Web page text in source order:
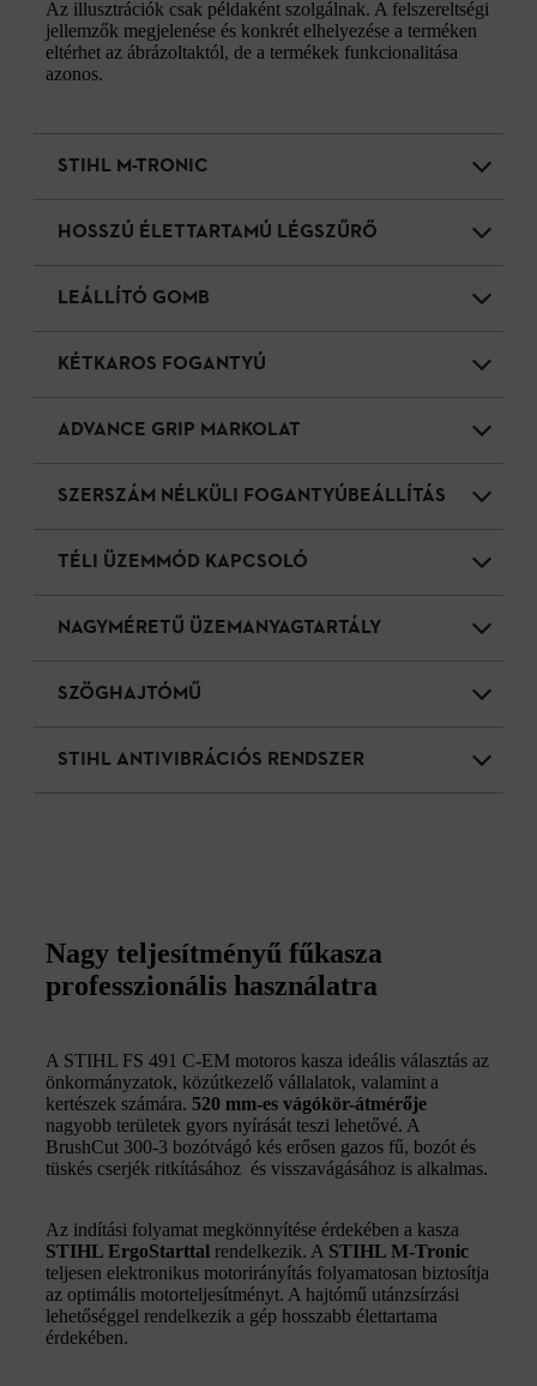
Az illusztrációk csak példaként szolgálnak. A felszereltségi
jellemzők megjelenése és konkrét elhelyezése a terméken
eltérhet az ábrázoltaktól, de a termékek funkcionalitása
azonos.
STIHL M-TRONIC
HOSSZÚ ÉLETTARTAMÚ LÉGSZŰRŐ
LEÁLLÍTÓ GOMB
KÉTKAROS FOGANTYÚ
ADVANCE GRIP MARKOLAT
SZERSZÁM NÉLKÜLI FOGANTYÚBEÁLLÍTÁS
TÉLI ÜZEMMÓD KAPCSOLÓ
NAGYMÉRETŰ ÜZEMANYAGTARTÁLY
SZÖGHAJTÓMŰ
STIHL ANTIVIBRÁCIÓS RENDSZER
Nagy teljesítményű fűkasza
professzionális használatra
A STIHL FS 491 C-EM motoros kasza ideális választás az
önkormányzatok, közútkezelő vállalatok, valamint a
kertészek számára. 520 mm-es vágókör-átmérője
nagyobb területek gyors nyírását teszi lehetővé. A
BrushCut 300-3 bozótvágó kés erősen gazos fű, bozót és
tüskés cserjék ritkításához és visszavágásához is alkalmas.
Az indítási folyamat megkönnyítése érdekében a kasza
STIHL ErgoStarttal rendelkezik. A STIHL M-Tronic
teljesen elektronikus motorirányítás folyamatosan biztosítja
az optimális motorteljesítményt. A hajtómű utánzsírzási
lehetőséggel rendelkezik a gép hosszabb élettartama
érdekében.